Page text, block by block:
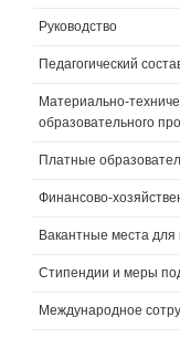
Руководство
Педагогический
Материально-
образовательного
Платные
Финансово-
Вакантные места
Стипендии и меры
Международное